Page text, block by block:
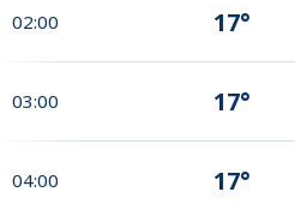
02:00 17°
03:00 17°
04:00 17°